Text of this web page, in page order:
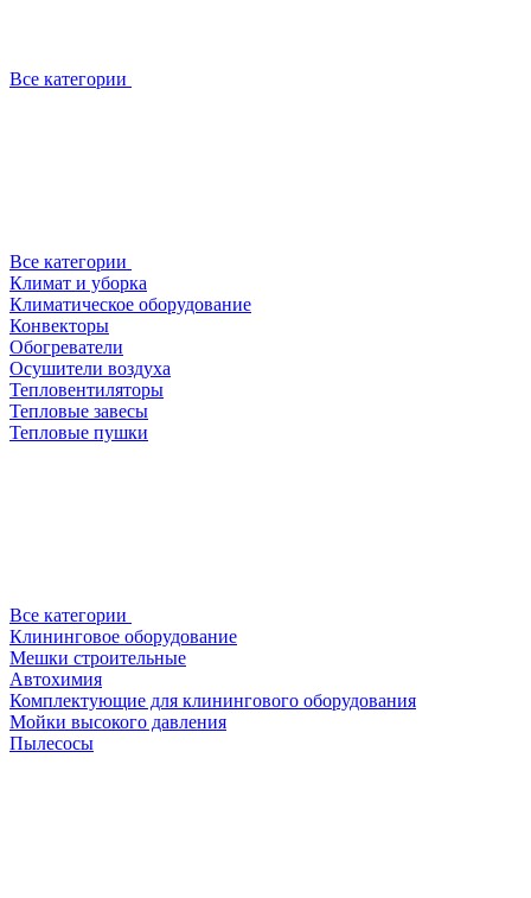
Все категории
Все категории
Климат и уборка
Климатическое оборудование
Конвекторы
Обогреватели
Осушители воздуха
Тепловентиляторы
Тепловые завесы
Тепловые пушки
Все категории
Клининговое оборудование
Мешки строительные
Автохимия
Комплектующие для клинингового оборудования
Мойки высокого давления
Пылесосы